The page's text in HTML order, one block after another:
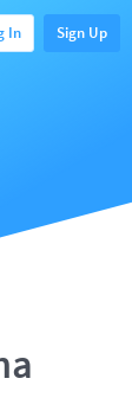
In Sign Up